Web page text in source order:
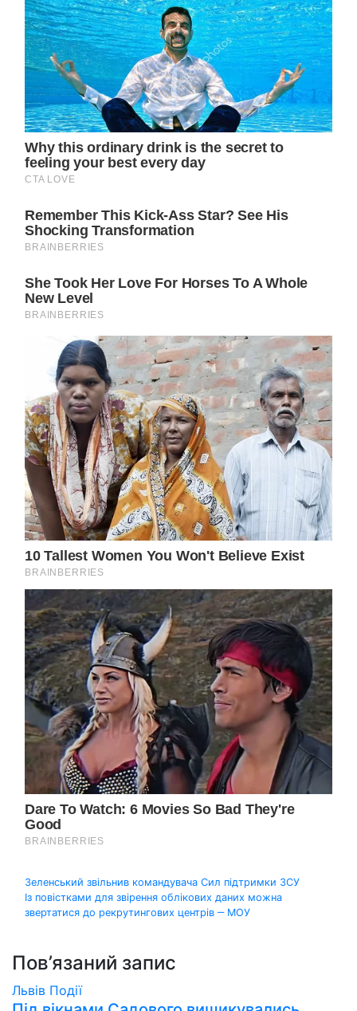
Навігація
записів
Зеленський звільнив командувача Сил підтримки ЗСУ
Із повістками для звірення облікових даних можна
звертатися до рекрутингових центрів ‒ МОУ
Пов’язаний запис
Львів Події